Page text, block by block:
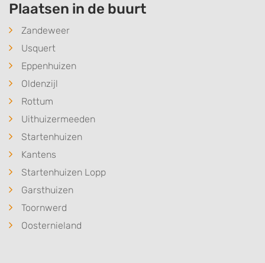
Plaatsen in de buurt
Zandeweer
Usquert
Eppenhuizen
Oldenzijl
Rottum
Uithuizermeeden
Startenhuizen
Kantens
Startenhuizen Lopp
Garsthuizen
Toornwerd
Oosternieland